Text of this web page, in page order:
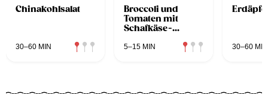
Chinakohlsalat
30–60 MIN
Broccoli und
Tomaten mit
Schafkäse-
aus dem
5–15 MIN 30–60 MIN